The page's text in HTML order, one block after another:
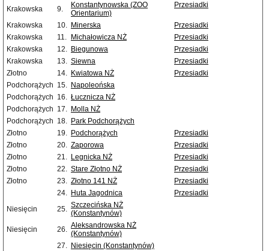
Krakowska
9.
Konstantynowska (ZOO
Orientarium)
Przesiadki
Krakowska 10. Minerska
Przesiadki
Krakowska
11. Michałowicza NŻ
Przesiadki
Krakowska
12. Biegunowa
Przesiadki
Krakowska
13. Siewna
Przesiadki
Złotno
14. Kwiatowa NŻ
Przesiadki
Podchorążych 15. Napoleońska
Podchorążych 16. Łucznicza NŻ
Podchorążych 17. Molla NŻ
Podchorążych 18. Park Podchorążych
Złotno
19. Podchorążych
Przesiadki
Złotno
20. Zaporowa
Przesiadki
Złotno
21. Legnicka NŻ
Przesiadki
Złotno
22. Stare Złotno NŻ
Przesiadki
Złotno
23. Złotno 141 NŻ
Przesiadki
24. Huta Jagodnica
Przesiadki
Niesięcin
25. Szczecińska NŻ
(Konstantynów)
Niesięcin
26. Aleksandrowska NŻ
(Konstantynów)
27. Niesięcin (Konstantynów)